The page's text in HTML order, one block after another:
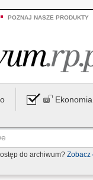
POZNAJ NASZE PRODUKTY
do archiwum? Zobacz